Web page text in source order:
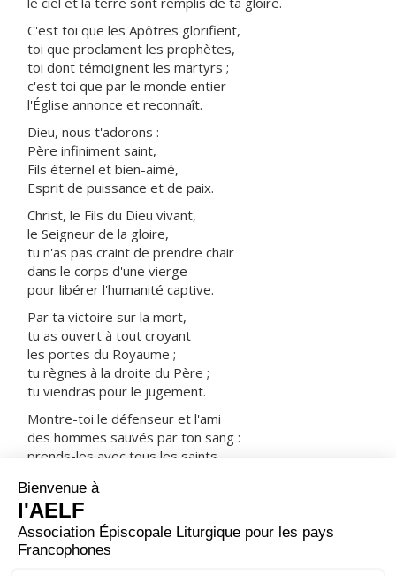
C'est toi que les Apôtres glorifient,
toi que proclament les prophètes,
toi dont témoignent les martyrs ;
c'est toi que par le monde entier
l'Église annonce et reconnaît.
Dieu, nous t'adorons :
Père infiniment saint,
Fils éternel et bien-aimé,
Esprit de puissance et de paix.
Christ, le Fils du Dieu vivant,
le Seigneur de la gloire,
tu n'as pas craint de prendre chair
dans le corps d'une vierge
pour libérer l'humanité captive.
Par ta victoire sur la mort,
tu as ouvert à tout croyant
les portes du Royaume ;
tu règnes à la droite du Père ;
tu viendras pour le jugement.
Montre-toi le défenseur et l'ami
des hommes sauvés par ton sang :
prends-les avec tous les saints
ORAISON
Tu as voulu, Seigneur, que la Sainte Famille nous soit
donnée en exemple ; accorde-nous la grâce de